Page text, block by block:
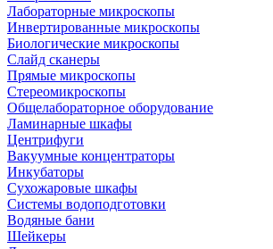
Лабораторные микроскопы
Инвертированные микроскопы
Биологические микроскопы
Слайд сканеры
Прямые микроскопы
Стереомикроскопы
Общелабораторное оборудование
Ламинарные шкафы
Центрифуги
Вакуумные концентраторы
Инкубаторы
Сухожаровые шкафы
Системы водоподготовки
Водяные бани
Шейкеры